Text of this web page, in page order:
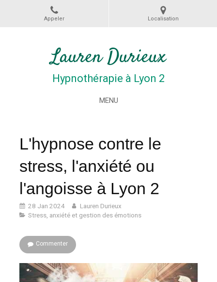
Appeler Localisation
Lauren Durieux
Hypnothérapie à Lyon 2
MENU
L'hypnose contre le
stress, l'anxiété ou
l'angoisse à Lyon 2
28 Jan 2024
Lauren Durieux
Stress, anxiété et gestion des émotions
Commenter